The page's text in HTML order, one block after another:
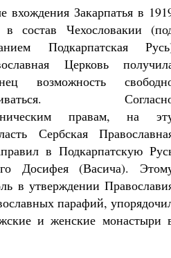
вхождения Закарпатья в
в состав Чехословакии
Подкарпатская
Церковь
возможность
правам, на
Сербская
в Подкарпатскую
Досифея (Васича).
в утверждении
парафий,
и женские монастыри